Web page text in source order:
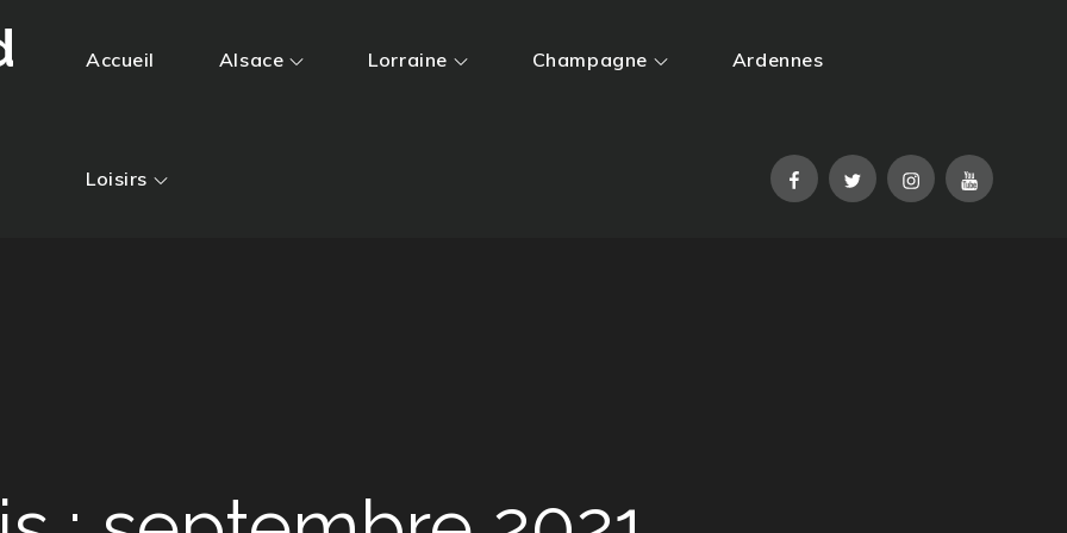
Accueil Alsace Lorraine Champagne Ardennes
Loisirs FacebookTwitterInstagramYouTube